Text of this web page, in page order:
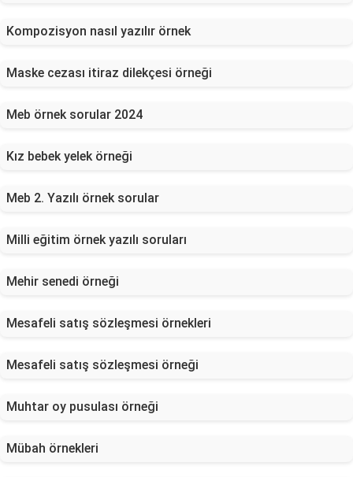
Kompozisyon nasıl yazılır örnek
Maske cezası itiraz dilekçesi örneği
Meb örnek sorular 2024
Kız bebek yelek örneği
Meb 2. Yazılı örnek sorular
Milli eğitim örnek yazılı soruları
Mehir senedi örneği
Mesafeli satış sözleşmesi örnekleri
Mesafeli satış sözleşmesi örneği
Muhtar oy pusulası örneği
Mübah örnekleri